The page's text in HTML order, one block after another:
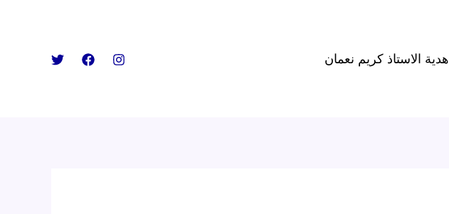
هدية الاستاذ كريم نعمان